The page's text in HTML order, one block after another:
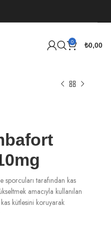
0 ₺0,00
tarafından kas
amacıyla kullanılan
kütlesini koruyarak